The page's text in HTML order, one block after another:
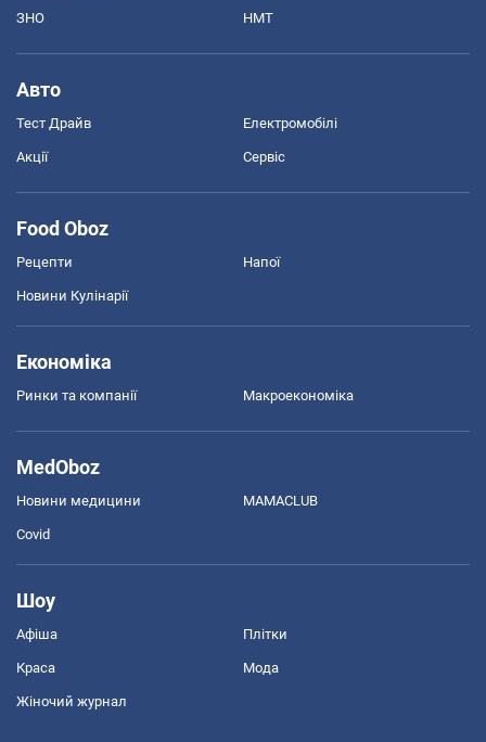
ЗНО НМТ
Авто
Тест Драйв Електромобілі
Акції Сервіс
Food Oboz
Рецепти Напої
Новини Кулінарії
Економіка
Ринки та компанії Макроекономіка
MedOboz
Новини медицини MAMACLUB
Covid
Шоу
Афіша Плітки
Краса Мода
Жіночий журнал